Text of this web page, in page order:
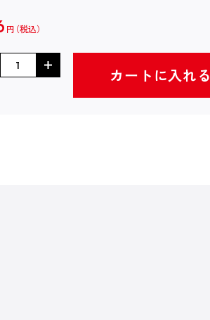
円
カートに入れる